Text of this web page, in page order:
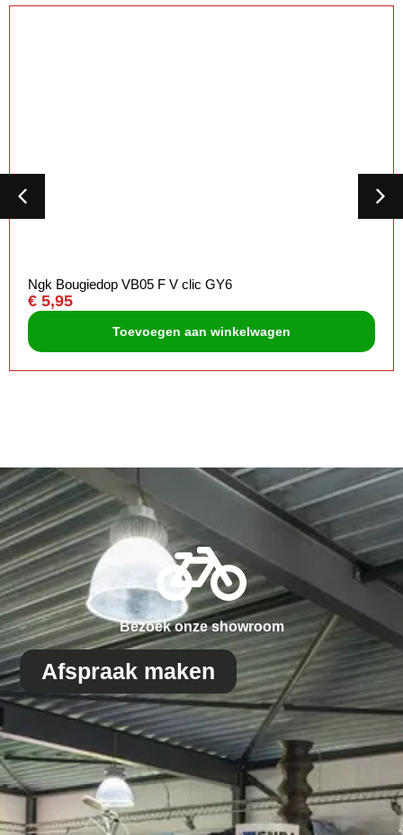
Ngk Bougiedop VB05 F V clic GY6
€ 5,95
Toevoegen aan winkelwagen
Bezoek onze showroom
Afspraak maken